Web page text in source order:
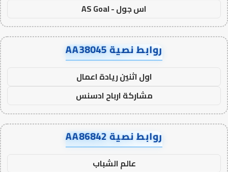
اس جول - AS Goal
روابط نصية AA38045
اول اثنين ريادة اعمال
مشاركة ارباح ادسنس
روابط نصية AA86842
عالم الشباب